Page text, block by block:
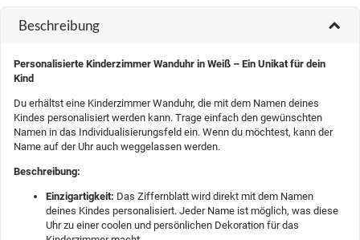
Beschreibung
Personalisierte Kinderzimmer Wanduhr in Weiß – Ein Unikat für dein
Kind
Du erhältst eine Kinderzimmer Wanduhr, die mit dem Namen deines
Kindes personalisiert werden kann. Trage einfach den gewünschten
Namen in das Individualisierungsfeld ein. Wenn du möchtest, kann der
Name auf der Uhr auch weggelassen werden.
Beschreibung:
Einzigartigkeit: Das Ziffernblatt wird direkt mit dem Namen
deines Kindes personalisiert. Jeder Name ist möglich, was diese
Uhr zu einer coolen und persönlichen Dekoration für das